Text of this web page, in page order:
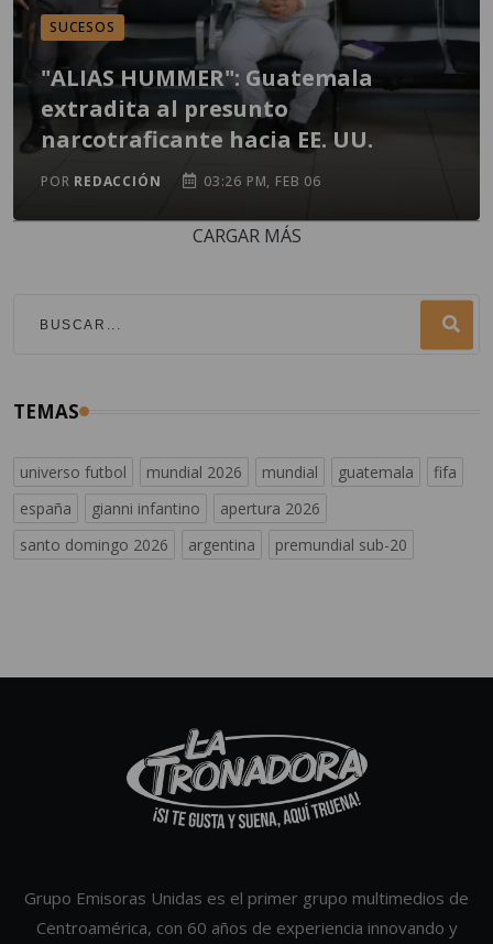
SUCESOS
"ALIAS HUMMER": Guatemala
extradita al presunto
narcotraficante hacia EE. UU.
POR REDACCIÓN 03:26 PM, FEB 06
CARGAR MÁS
TEMAS
universo futbol mundial 2026 mundial guatemala
fifa
españa
gianni infantino
apertura 2026
santo domingo 2026
argentina premundial sub-20
Grupo Emisoras Unidas es el primer grupo multimedios de
Centroamérica, con 60 años de experiencia innovando y